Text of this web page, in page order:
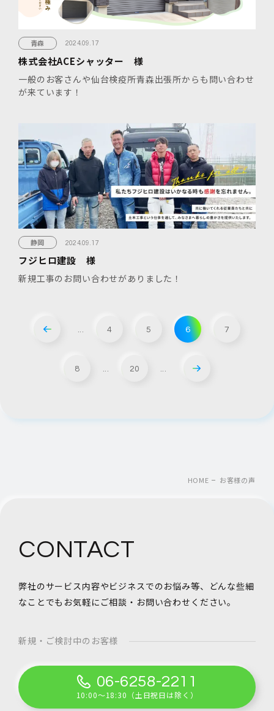
青森 2024.09.17
株式会社ACEシャッター 様
一般のお客さんや仙台検疫所青森出張所からも問い合わせ
が来ています！
静岡 2024.09.17
フジヒロ建設 様
新規工事のお問い合わせがありました！
... 4 5 6 7
8 ... 20 ...
HOME お客様の声
CONTACT
弊社のサービス内容やビジネスでのお悩み等、 どんな些細
なことでもお気軽にご相談・お問い合わせください。
新規・ご検討中のお客様
06-6258-2211
10:00～18:30（土日祝日は除く）